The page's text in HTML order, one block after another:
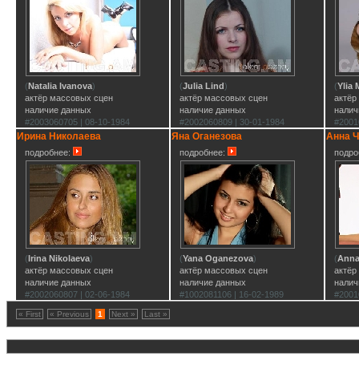
(Natalia Ivanova)
актёр массовых сцен
наличие данных
#2003060705 | 08-10-1984
(Julia Lind)
актёр массовых сцен
наличие данных
#2002060809 | 30-01-1984
(Ylia
Ирина Николаева
подробнее:
(Irina Nikolaeva)
актёр массовых сцен
наличие данных
#2002060807 | 02-06-1984
Яна Оганезова
подробнее:
(Yana Oganezova)
актёр массовых сцен
наличие данных
#1002081106 | 16-02-1989
Анна
(
« First « Previous 1 Next » Last »